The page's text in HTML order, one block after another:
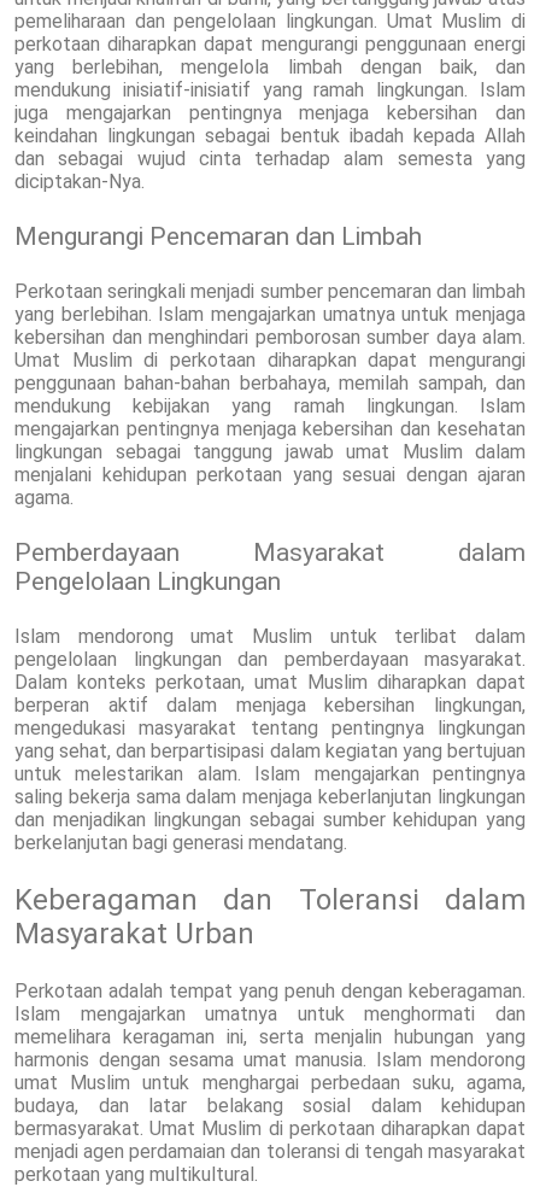
pemeliharaan dan pengelolaan lingkungan. Umat Muslim di
perkotaan diharapkan dapat mengurangi penggunaan energi
yang berlebihan, mengelola limbah dengan baik, dan
mendukung inisiatif-inisiatif yang ramah lingkungan. Islam
juga mengajarkan pentingnya menjaga kebersihan dan
keindahan lingkungan sebagai bentuk ibadah kepada Allah
dan sebagai wujud cinta terhadap alam semesta yang
diciptakan-Nya.
Mengurangi Pencemaran dan Limbah
Perkotaan seringkali menjadi sumber pencemaran dan limbah
yang berlebihan. Islam mengajarkan umatnya untuk menjaga
kebersihan dan menghindari pemborosan sumber daya alam.
Umat Muslim di perkotaan diharapkan dapat mengurangi
penggunaan bahan-bahan berbahaya, memilah sampah, dan
mendukung kebijakan yang ramah lingkungan. Islam
mengajarkan pentingnya menjaga kebersihan dan kesehatan
lingkungan sebagai tanggung jawab umat Muslim dalam
menjalani kehidupan perkotaan yang sesuai dengan ajaran
agama.
Pemberdayaan Masyarakat dalam
Pengelolaan Lingkungan
Islam mendorong umat Muslim untuk terlibat dalam
pengelolaan lingkungan dan pemberdayaan masyarakat.
Dalam konteks perkotaan, umat Muslim diharapkan dapat
berperan aktif dalam menjaga kebersihan lingkungan,
mengedukasi masyarakat tentang pentingnya lingkungan
yang sehat, dan berpartisipasi dalam kegiatan yang bertujuan
untuk melestarikan alam. Islam mengajarkan pentingnya
saling bekerja sama dalam menjaga keberlanjutan lingkungan
dan menjadikan lingkungan sebagai sumber kehidupan yang
berkelanjutan bagi generasi mendatang.
Keberagaman dan Toleransi dalam
Masyarakat Urban
Perkotaan adalah tempat yang penuh dengan keberagaman.
Islam mengajarkan umatnya untuk menghormati dan
memelihara keragaman ini, serta menjalin hubungan yang
harmonis dengan sesama umat manusia. Islam mendorong
umat Muslim untuk menghargai perbedaan suku, agama,
budaya, dan latar belakang sosial dalam kehidupan
bermasyarakat. Umat Muslim di perkotaan diharapkan dapat
menjadi agen perdamaian dan toleransi di tengah masyarakat
perkotaan yang multikultural.